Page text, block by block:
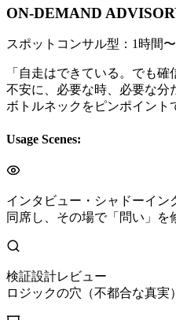
ON-DEMAND
スポットコンサル型：1時間〜
「自走はできている。でも
不安に、必要な時、必要な分
ボトルネックをピンポイント
Usage Scenes:
インタビュー・シャドーイン
同席し、その場で「問い」を
検証設計レビュー
ロジックの穴（不都合な真実